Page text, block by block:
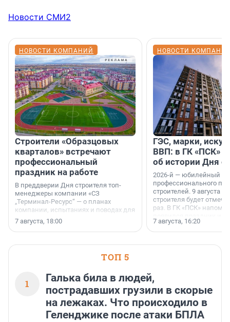
Новости СМИ2
НОВОСТИ КОМПАНИЙ
Строители «Образцовых
кварталов» встречают
профессиональный
праздник на работе
В преддверии Дня строителя топ-
менеджеры компании «СЗ
„Терминал-Ресурс“ — о планах
компании, испытаниях и поводах для
осторожного оптимизма.
7 августа, 18:00
НОВОСТИ
ГЭС, марки,
ВВП: в ГК «ПСК»
об истории Дня
2026-й — юбилейный
профессионального
строителей. 9 августа
строителя будет
раз. В ГК «ПСК»
поменялась роль
7 августа, 16:20
ТОП 5
1
Галька била в людей,
пострадавших грузили в скорые
на лежаках. Что происходило в
Геленджике после атаки БПЛА